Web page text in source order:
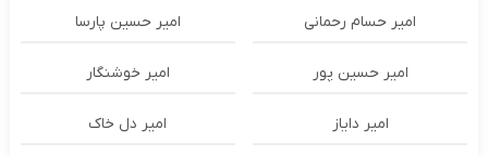
امیر حسام رحمانی امیر حسین پارسا
امیر حسین پور امیر خوشنگار
امیر دایاز امیر دل خاک